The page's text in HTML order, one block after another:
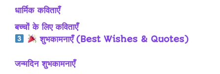
धार्मिक कविताएँ
बच्चों के लिए कविताएँ
शुभकामनाएँ (Best Wishes & Quotes)
जन्मदिन शुभकामनाएँ